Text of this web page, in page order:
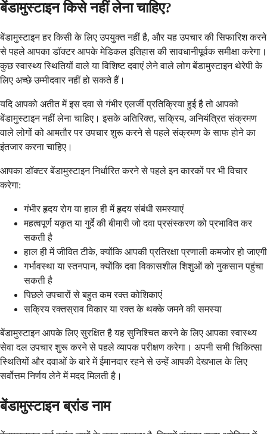
बेंडामुस्टाइन किसे नहीं लेना चाहिए?
बेंडामुस्टाइन हर किसी के लिए उपयुक्त नहीं है, और यह उपचार की सिफारिश करने
से पहले आपका डॉक्टर आपके मेडिकल इतिहास की सावधानीपूर्वक समीक्षा करेगा।
कुछ स्वास्थ्य स्थितियों वाले या विशिष्ट दवाएं लेने वाले लोग बेंडामुस्टाइन थेरेपी के
लिए अच्छे उम्मीदवार नहीं हो सकते हैं।
यदि आपको अतीत में इस दवा से गंभीर एलर्जी प्रतिक्रिया हुई है तो आपको
बेंडामुस्टाइन नहीं लेना चाहिए। इसके अतिरिक्त, सक्रिय, अनियंत्रित संक्रमण
वाले लोगों को आमतौर पर उपचार शुरू करने से पहले संक्रमण के साफ होने का
इंतजार करना चाहिए।
आपका डॉक्टर बेंडामुस्टाइन निर्धारित करने से पहले इन कारकों पर भी विचार
करेगा:
गंभीर हृदय रोग या हाल ही में हृदय संबंधी समस्याएं
महत्वपूर्ण यकृत या गुर्दे की बीमारी जो दवा प्रसंस्करण को प्रभावित कर
सकती है
हाल ही में जीवित टीके, क्योंकि आपकी प्रतिरक्षा प्रणाली कमजोर हो जाएगी
गर्भावस्था या स्तनपान, क्योंकि दवा विकासशील शिशुओं को नुकसान पहुंचा
सकती है
पिछले उपचारों से बहुत कम रक्त कोशिकाएं
सक्रिय रक्तस्राव विकार या रक्त के थक्के जमने की समस्या
बेंडामुस्टाइन आपके लिए सुरक्षित है यह सुनिश्चित करने के लिए आपका स्वास्थ्य
सेवा दल उपचार शुरू करने से पहले व्यापक परीक्षण करेगा। अपनी सभी चिकित्सा
स्थितियों और दवाओं के बारे में ईमानदार रहने से उन्हें आपकी देखभाल के लिए
सर्वोत्तम निर्णय लेने में मदद मिलती है।
बेंडामुस्टाइन ब्रांड नाम